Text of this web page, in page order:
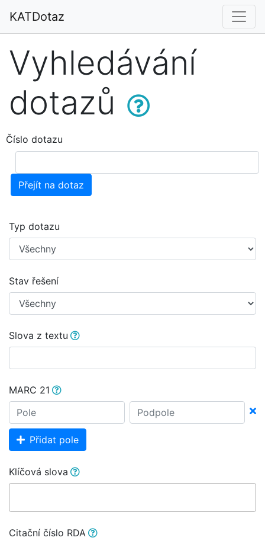
KATDotaz
Vyhledávání
dotazů
Číslo dotazu
Přejít na dotaz
Typ dotazu
Stav řešení
Slova z textu
MARC 21
Přidat pole
Klíčová slova
Citační číslo RDA